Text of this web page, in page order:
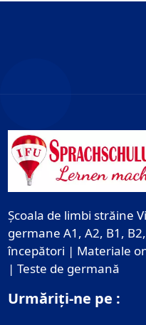
Școala de limbi străine
germane A1, A2, B1,
începători | Materiale
| Teste de germană
Urmăriți-ne pe :